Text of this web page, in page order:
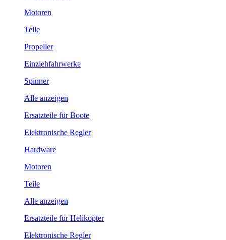
Motoren
Teile
Propeller
Einziehfahrwerke
Spinner
Alle anzeigen
Ersatzteile für Boote
Elektronische Regler
Hardware
Motoren
Teile
Alle anzeigen
Ersatzteile für Helikopter
Elektronische Regler